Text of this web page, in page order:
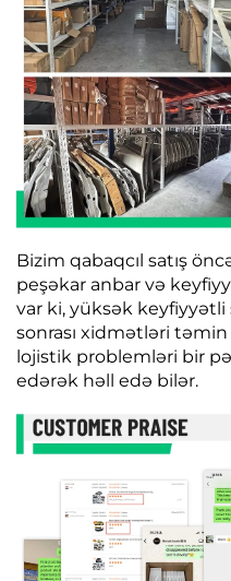
Bizim qabaqcıl satış
peşəkar anbar və
var ki, yüksək keyfiyyətli
sonrası xidmətləri
lojistik problemləri bir
edərək həll edə bilər.